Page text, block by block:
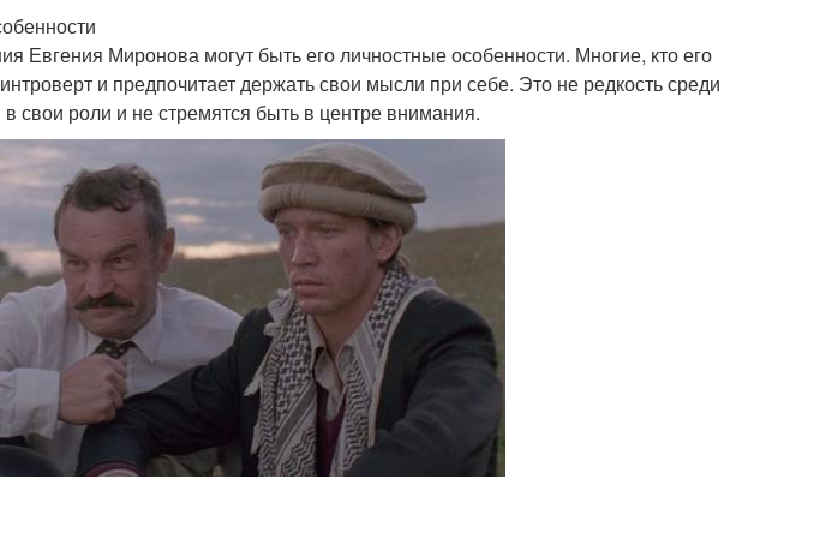
Евгения Миронова могут быть его личностные особенности. Многие, кто его
и предпочитает держать свои мысли при себе. Это не редкость среди
свои роли и не стремятся быть в центре внимания.